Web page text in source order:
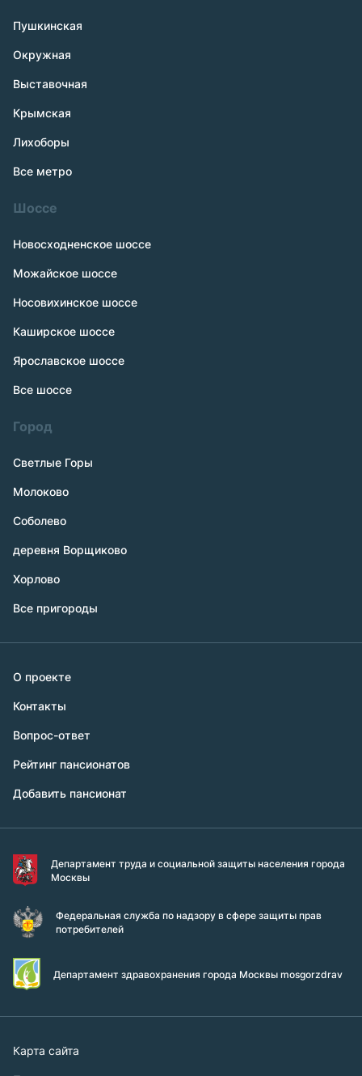
Пушкинская
Окружная
Выставочная
Крымская
Лихоборы
Все метро
Шоссе
Новосходненское шоссе
Можайское шоссе
Носовихинское шоссе
Каширское шоссе
Ярославское шоссе
Все шоссе
Город
Светлые Горы
Молоково
Соболево
деревня Ворщиково
Хорлово
Все пригороды
О проекте
Контакты
Вопрос-ответ
Рейтинг пансионатов
Добавить пансионат
Департамент труда и социальной защиты населения города
Москвы
Федеральная служба по надзору в сфере защиты прав
потребителей
Департамент здравохранения города Москвы mosgorzdrav
Карта сайта